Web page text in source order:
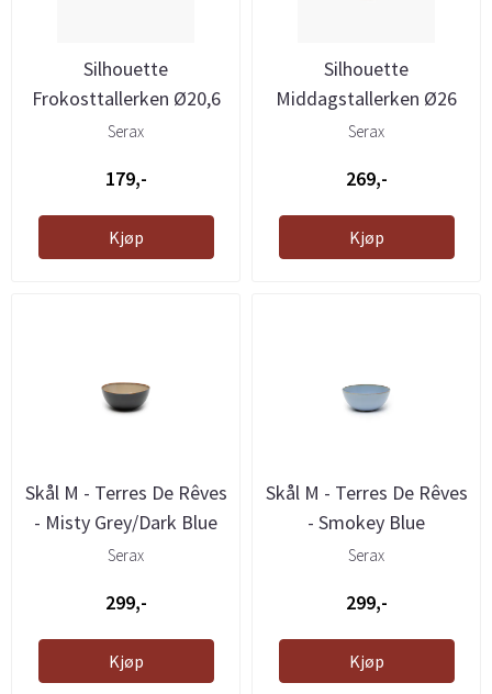
Silhouette
Frokosttallerken Ø20,6
cm, Hvit
Serax
179,-
Kjøp
Silhouette
Middagstallerken Ø26
cm, Hvit
Serax
269,-
Kjøp
Skål M - Terres De Rêves
- Misty Grey/Dark Blue
Serax
299,-
Kjøp
Skål M - Terres De Rêves
- Smokey Blue
Serax
299,-
Kjøp